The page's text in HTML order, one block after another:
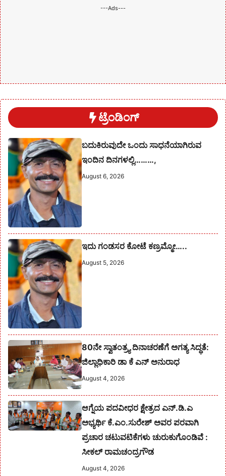
---Ads---
ಟ್ರೆಂಡಿಂಗ್
ಬದುಕಿರುವುದೇ ಒಂದು ಸಾಧನೆಯಾಗಿರುವ
ಇಂದಿನ ದಿನಗಳಲ್ಲಿ………,
August 6, 2026
ಇದು ಗಂಡಸರ ಕೋಟೆ ಕಣ್ರಮ್ಮೋ…..
August 5, 2026
80ನೇ ಸ್ವಾತಂತ್ರ್ಯ ದಿನಾಚರಣೆಗೆ ಅಗತ್ಯ ಸಿದ್ಧತೆ:
ಜಿಲ್ಲಾಧಿಕಾರಿ ಡಾ ಕೆ ಎನ್ ಅನುರಾಧ
August 4, 2026
ಆಗ್ನೆಯ ಪದವೀಧರ ಕ್ಷೇತ್ರದ ಎನ್.ಡಿ.ಎ
ಅಭ್ಯರ್ಥಿ ಕೆ.ಎಂ.ಸುರೇಶ್‌ ಅವರ ಪರವಾಗಿ
ಪ್ರಚಾರ ಚಟುವಟಿಕೆಗಳು ಚುರುಕುಗೊಂಡಿವೆ :
ಸೀಕಲ್ ರಾಮಚಂದ್ರಗೌಡ
August 4, 2026